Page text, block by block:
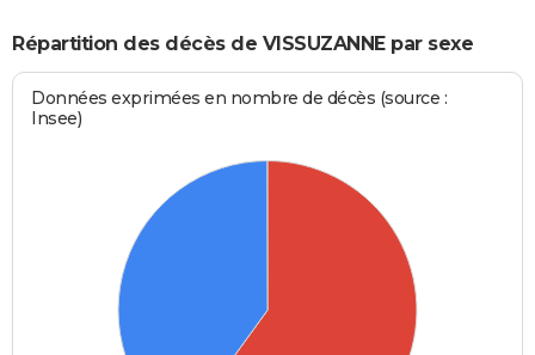
Répartition des décès de VISSUZANNE par sexe
Données exprimées en nombre de décès (source :
Insee)